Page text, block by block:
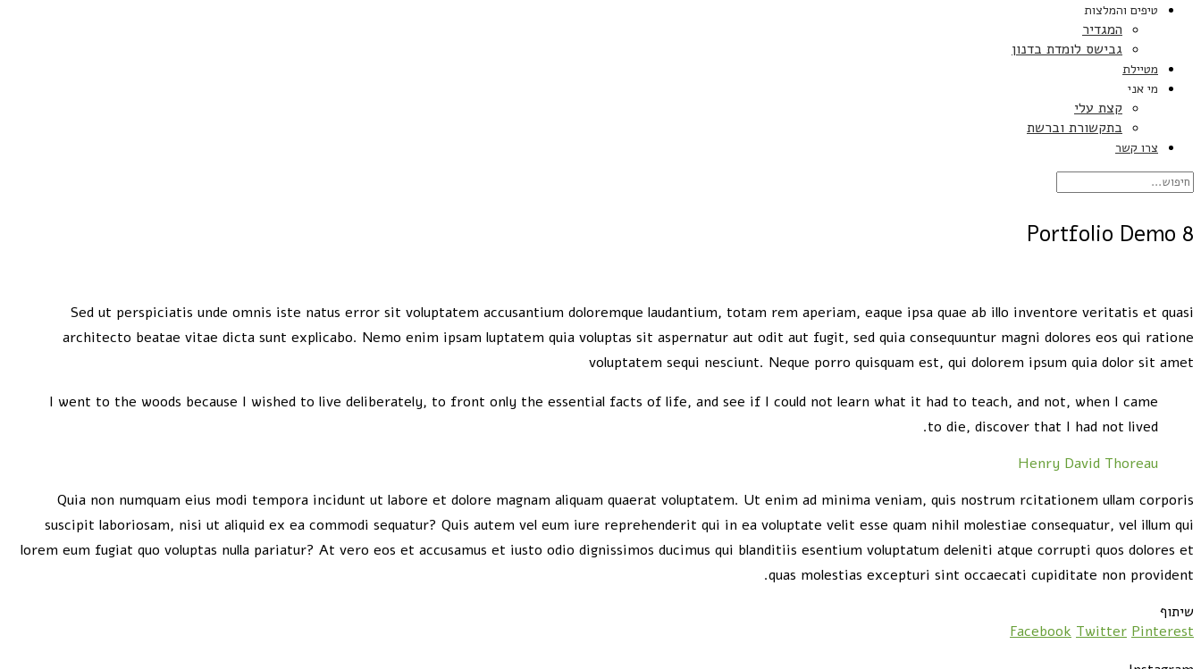
טיפים והמלצות
המגדיר
גבישס לומדת בדנון
מטיילת
מי אני
קצת עלי
בתקשורת וברשת
צרו קשר
Portfolio Demo 8
Sed ut perspiciatis unde omnis iste natus error sit voluptatem accusantium doloremque laudantium, totam rem aperiam, eaque ipsa quae ab illo inventore veritatis et quasi
architecto beatae vitae dicta sunt explicabo. Nemo enim ipsam luptatem quia voluptas sit aspernatur aut odit aut fugit, sed quia consequuntur magni dolores eos qui ratione
voluptatem sequi nesciunt. Neque porro quisquam est, qui dolorem ipsum quia dolor sit amet
I went to the woods because I wished to live deliberately, to front only the essential facts of life, and see if I could not learn what it had to teach, and not, when I came
to die, discover that I had not lived.
Henry David Thoreau
Quia non numquam eius modi tempora incidunt ut labore et dolore magnam aliquam quaerat voluptatem. Ut enim ad minima veniam, quis nostrum rcitationem ullam corporis
suscipit laboriosam, nisi ut aliquid ex ea commodi sequatur? Quis autem vel eum iure reprehenderit qui in ea voluptate velit esse quam nihil molestiae consequatur, vel illum qui
lorem eum fugiat quo voluptas nulla pariatur? At vero eos et accusamus et iusto odio dignissimos ducimus qui blanditiis esentium voluptatum deleniti atque corrupti quos dolores et
quas molestias excepturi sint occaecati cupiditate non provident.
שיתוף
Facebook Twitter Pinterest